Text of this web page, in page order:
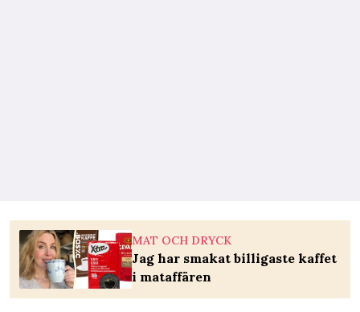
MAT OCH DRYCK
Jag har smakat billigaste kaffet
i mataffären